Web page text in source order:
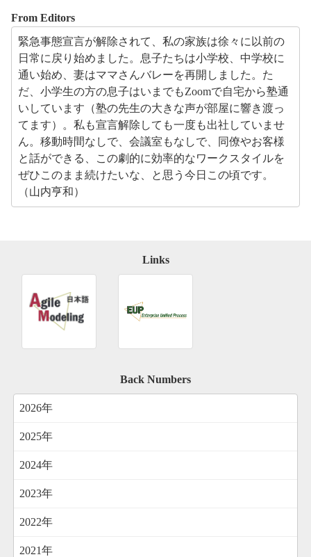
From Editors
緊急事態宣言が解除されて、私の家族は徐々に以前の
日常に戻り始めました。息子たちは小学校、中学校に
通い始め、妻はママさんバレーを再開しました。た
だ、小学生の方の息子はいまでもZoomで自宅から塾通
いしています（塾の先生の大きな声が部屋に響き渡っ
てます）。私も宣言解除しても一度も出社していませ
ん。移動時間なしで、会議室もなしで、同僚やお客様
と話ができる、この劇的に効率的なワークスタイルを
ぜひこのまま続けたいな、と思う今日この頃です。
（山内亨和）
Links
Back Numbers
2026年
2025年
2024年
2023年
2022年
2021年